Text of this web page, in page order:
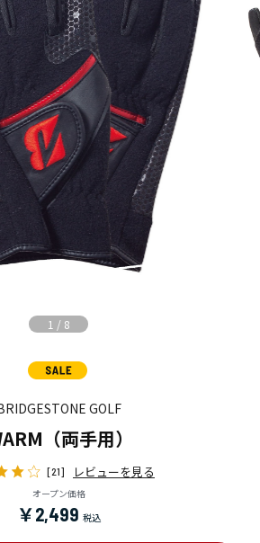
1 / 8
GOLF
（両手用）
[21] レビューを見る
オープン価格
￥2,499